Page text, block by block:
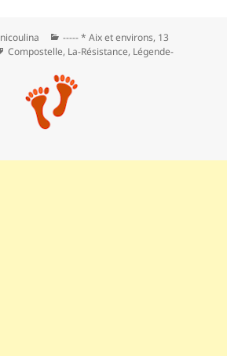
Auteur
nicoulina Catégories
----- * Aix et environs, 13
Mots-
clés
Compostelle, La-Résistance, Légende-